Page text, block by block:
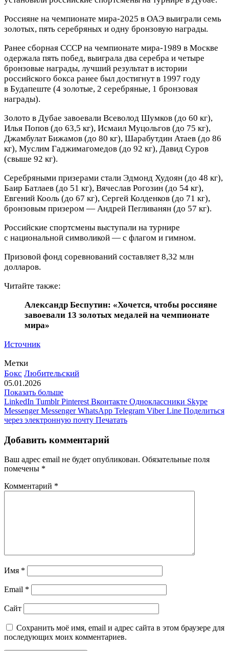
Россияне на чемпионате мира‑2025 в ОАЭ выиграли семь
золотых, пять серебряных и одну бронзовую награды.
Ранее сборная СССР на чемпионате мира‑1989 в Москве
одержала пять побед, выиграла два серебра и четыре
бронзовые награды, лучший результат в истории
российского бокса ранее был достигнут в 1997 году
в Будапеште (4 золотые, 2 серебряные, 1 бронзовая
награды).
Золото в Дубае завоевали Всеволод Шумков (до 60 кг),
Илья Попов (до 63,5 кг), Исмаил Муцольгов (до 75 кг),
Джамбулат Бижамов (до 80 кг), Шарабутдин Атаев (до 86
кг), Муслим Гаджимагомедов (до 92 кг), Давид Суров
(свыше 92 кг).
Серебряными призерами стали Эдмонд Худоян (до 48 кг),
Баир Батлаев (до 51 кг), Вячеслав Рогозин (до 54 кг),
Евгений Кооль (до 67 кг), Сергей Колденков (до 71 кг),
бронзовым призером — Андрей Пегливанян (до 57 кг).
Российские спортсмены выступали на турнире
с национальной символикой — с флагом и гимном.
Призовой фонд соревнований составляет 8,32 млн
долларов.
Читайте также:
Александр Беспутин: «Хочется, чтобы россияне
завоевали 13 золотых медалей на чемпионате
мира»
Источник
Метки
Бокс Любительский
05.01.2026
Показать больше
LinkedIn Tumblr Pinterest Вконтакте Одноклассники Skype
Messenger Messenger WhatsApp Telegram Viber Line Поделиться
через электронную почту Печатать
Добавить комментарий
Ваш адрес email не будет опубликован. Обязательные поля
помечены *
Комментарий *
Имя *
Email *
Сайт
Сохранить моё имя, email и адрес сайта в этом браузере для
последующих моих комментариев.